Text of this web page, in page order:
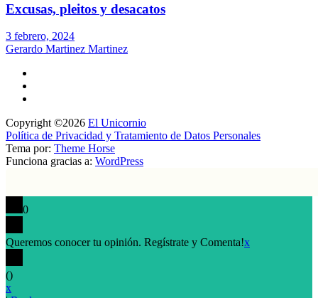
Excusas, pleitos y desacatos
3 febrero, 2024
Gerardo Martinez Martinez
Copyright ©2026 El Unicornio
Política de Privacidad y Tratamiento de Datos Personales
Tema por: Theme Horse
Funciona gracias a: WordPress
0
Queremos conocer tu opinión. Regístrate y Comenta!x
()
x